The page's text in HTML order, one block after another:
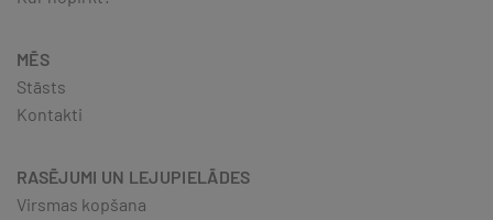
MĒS
Stāsts
Kontakti
RASĒJUMI UN LEJUPIELĀDES
Virsmas kopšana